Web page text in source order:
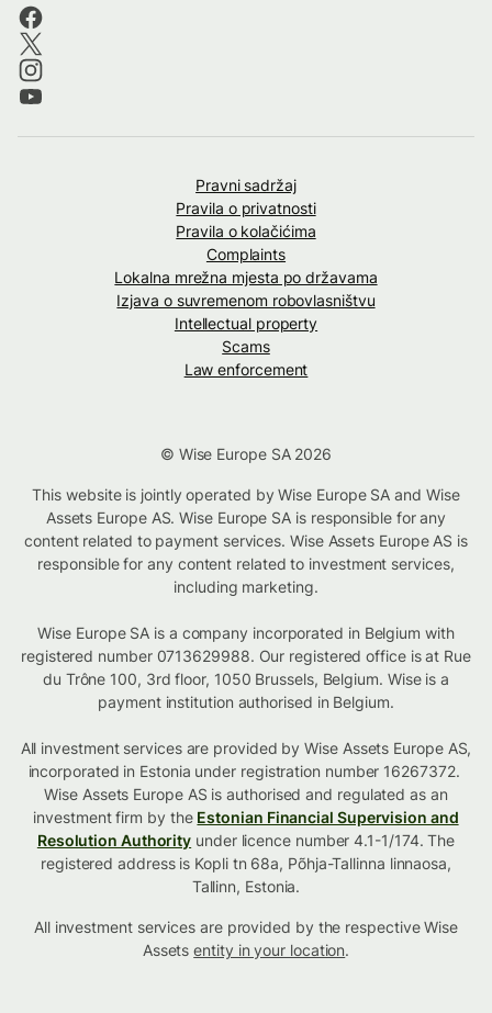
Pravni sadržaj
Pravila o privatnosti
Pravila o kolačićima
Complaints
Lokalna mrežna mjesta po državama
Izjava o suvremenom robovlasništvu
Intellectual property
Scams
Law enforcement
© Wise Europe SA 2026
This website is jointly operated by Wise Europe SA and Wise
Assets Europe AS. Wise Europe SA is responsible for any
content related to payment services. Wise Assets Europe AS is
responsible for any content related to investment services,
including marketing.
Wise Europe SA is a company incorporated in Belgium with
registered number 0713629988. Our registered office is at Rue
du Trône 100, 3rd floor, 1050 Brussels, Belgium. Wise is a
payment institution authorised in Belgium.
All investment services are provided by Wise Assets Europe AS,
incorporated in Estonia under registration number 16267372.
Wise Assets Europe AS is authorised and regulated as an
investment firm by the Estonian Financial Supervision and
Resolution Authority under licence number 4.1-1/174. The
registered address is Kopli tn 68a, Põhja-Tallinna linnaosa,
Tallinn, Estonia.
All investment services are provided by the respective Wise
Assetsentity in your location.